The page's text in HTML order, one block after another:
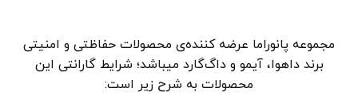
مجموعه پانوراما عرضه کننده‌ی محصولات حفاظتی و امنیتی
برند داهوا، آیمو و داگ‌گارد میباشد؛ شرایط گارانتی این
محصولات به شرح زیر است: